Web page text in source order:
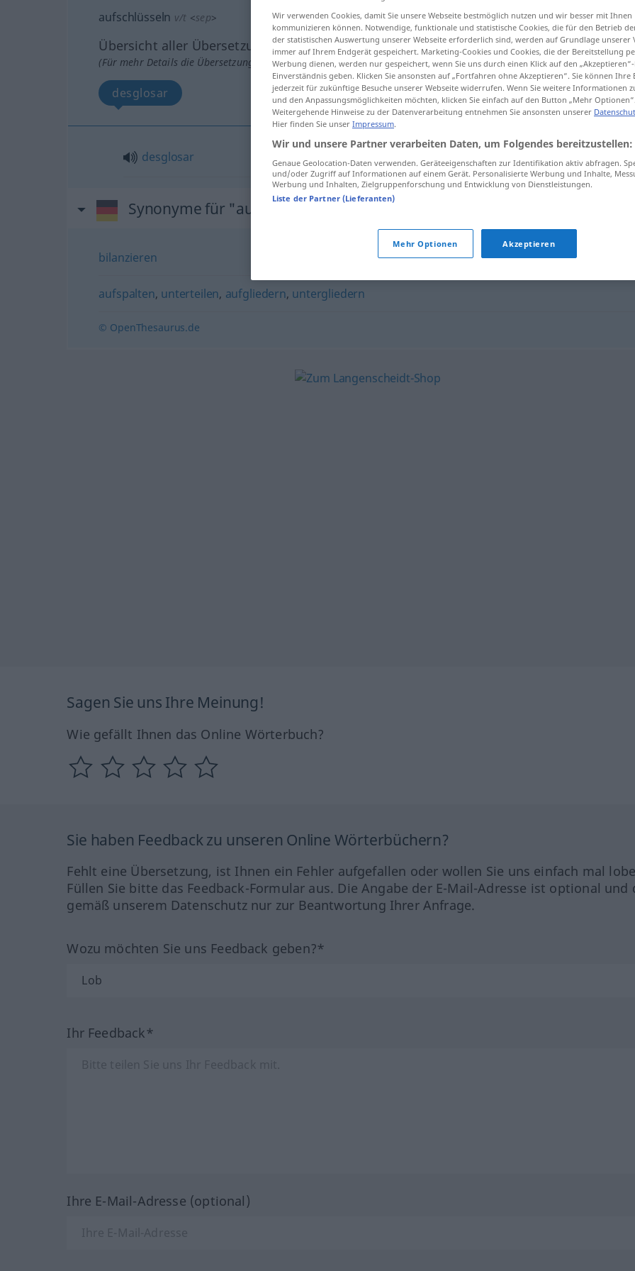
aufschlüsseln v/t <sep>
Übersicht aller Übersetzungen
(Für mehr Details die Übersetzung anklicken/antippen)
desglosar
desglosar aufschlüsseln
Synonyme für "aufschlüsseln"
bilanzieren
aufspalten, unterteilen, aufgliedern, untergliedern
© OpenThesaurus.de
Sagen Sie uns Ihre Meinung!
Wie gefällt Ihnen das Online Wörterbuch?
Sie haben Feedback zu unseren Online Wörterbüchern?
Fehlt eine Übersetzung, ist Ihnen ein Fehler aufgefallen oder wollen Sie uns einfach mal
Füllen Sie bitte das Feedback-Formular aus. Die Angabe der E-Mail-Adresse ist optional und
gemäß unserem Datenschutz nur zur Beantwortung Ihrer Anfrage.
Wozu möchten Sie uns Feedback geben?*
Ihr Feedback*
Ihre E-Mail-Adresse (optional)
Wir verwenden Cookies, damit Sie unsere Webseite bestmöglich nutzen und wir besser mit Ihnen
kommunizieren können. Notwendige, funktionale und statistische Cookies, die für den Betrieb
der statistischen Auswertung unserer Webseite erforderlich sind, werden auf Grundlage unserer
immer auf Ihrem Endgerät gespeichert. Marketing-Cookies und Cookies, die der Bereitstellung
Werbung dienen, werden nur gespeichert, wenn Sie uns durch einen Klick auf den
Einverständnis geben. Klicken Sie ansonsten auf „Fortfahren ohne Akzeptieren“. Sie können Ihre
jederzeit für zukünftige Besuche unserer Webseite widerrufen. Wenn Sie weitere Informationen
und den Anpassungsmöglichkeiten möchten, klicken Sie einfach auf den Button „Mehr Optionen“.
Weitergehende Hinweise zu der Datenverarbeitung entnehmen Sie ansonsten unserer
Hier finden Sie unser Impressum.
Wir und unsere Partner verarbeiten Daten, um Folgendes bereitzustellen:
Genaue Geolocation-Daten verwenden. Geräteeigenschaften zur Identifikation aktiv abfragen.
und/oder Zugriff auf Informationen auf einem Gerät. Personalisierte Werbung und Inhalte,
Werbung und Inhalten, Zielgruppenforschung und Entwicklung von Dienstleistungen.
Liste der Partner (Lieferanten)
Mehr Optionen Akzeptieren